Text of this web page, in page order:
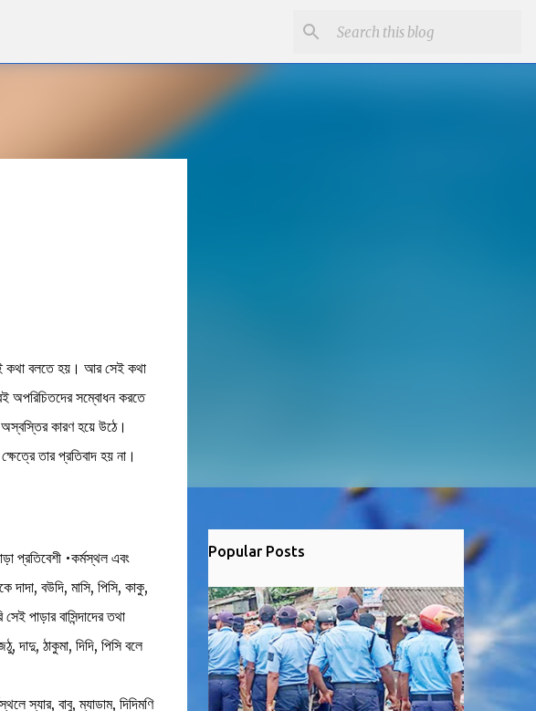
কথা বলতে হয়। আর সেই কথা
অপরিচিতদের সম্বোধন করতে
কারণ হয়ে উঠে।
তার প্রতিবাদ হয় না।
প্রতিবেশী •কর্মস্থল এবং
দাদা, বউদি, মাসি, পিসি, কাকু,
পাড়ার বাসিন্দাদের তথা
দাদু, ঠাকুমা, দিদি, পিসি বলে
স্যার, বাবু, ম্যাডাম, দিদিমণি
Popular Posts